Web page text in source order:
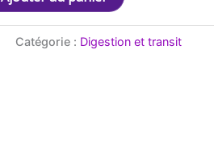
Catégorie : Digestion et transit